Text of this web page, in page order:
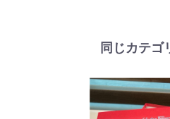
同じカテゴ